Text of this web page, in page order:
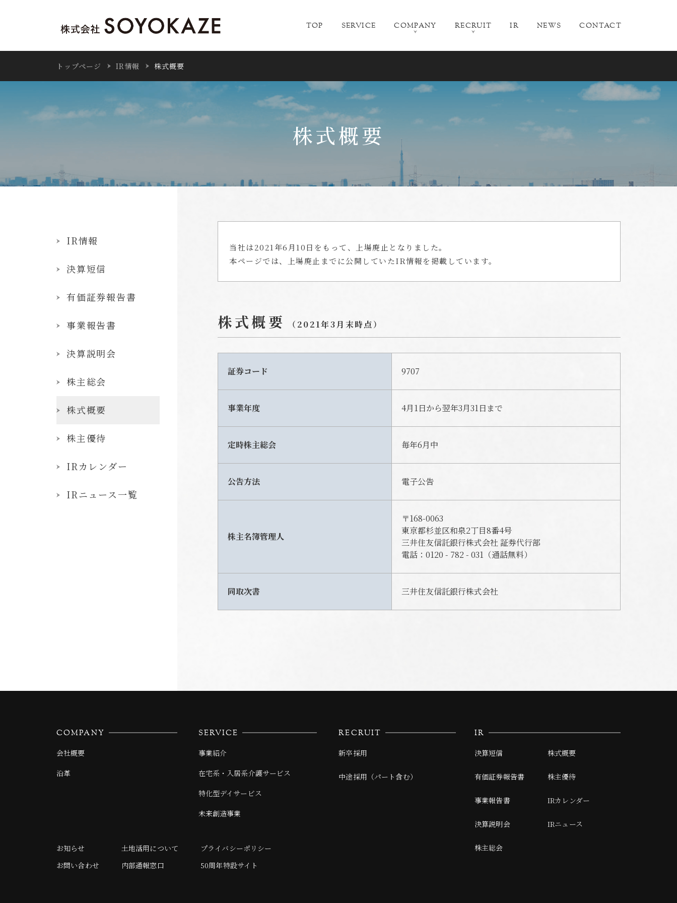
TOP SERVICE COMPANY RECRUIT IR NEWS CONTACT
トップページ IR情報 株式概要
株式概要
IR情報
決算短信
有価証券報告書
事業報告書
決算説明会
株主総会
株式概要
株主優待
IRカレンダー
IRニュース一覧
当社は2021年6月10日をもって、上場廃止となりました。
本ページでは、上場廃止までに公開していたIR情報を掲載しています。
株式概要 （2021年3月末時点）
証券コード 9707
事業年度 4月1日から翌年3月31日まで
定時株主総会 毎年6月中
公告方法 電子公告
株主名簿管理人
〒168-0063
東京都杉並区和泉2丁目8番4号
三井住友信託銀行株式会社 証券代行部
電話：0120 - 782 - 031（通話無料）
同取次書 三井住友信託銀行株式会社
COMPANY
会社概要
沿革
SERVICE
事業紹介
在宅系・入居系介護サービス
特化型デイサービス
未来創造事業
RECRUIT
新卒採用
中途採用（パート含む）
IR
決算短信
有価証券報告書
事業報告書
決算説明会
株主総会
株式概要
株主優待
IRカレンダー
IRニュース
お知らせ 土地活用について
プライバシーポリシー
お問い合わせ
内部通報窓口 50周年特設サイト